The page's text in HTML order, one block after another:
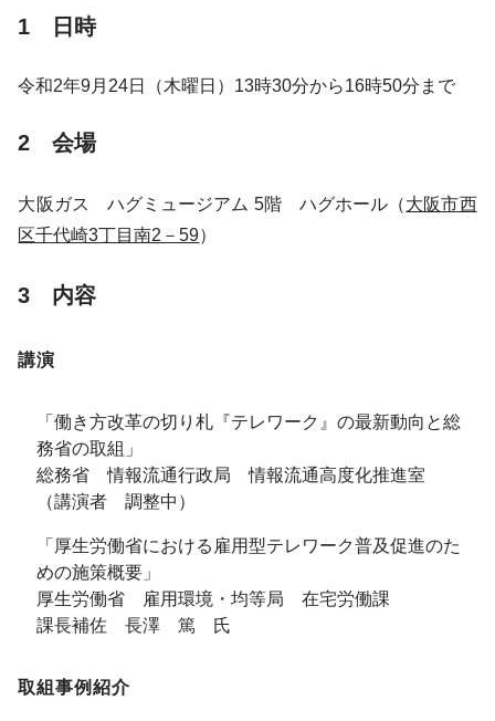
1 日時
令和2年9月24日（木曜日）13時30分から16時50分まで
2 会場
大阪ガス ハグミュージアム 5階 ハグホール（大阪市西
区千代崎3丁目南2－59）
3 内容
講演
「働き方改革の切り札『テレワーク』の最新動向と総
務省の取組」
総務省 情報流通行政局 情報流通高度化推進室
（講演者 調整中）
「厚生労働省における雇用型テレワーク普及促進のた
めの施策概要」
厚生労働省 雇用環境・均等局 在宅労働課
課長補佐 長澤 篤 氏
取組事例紹介